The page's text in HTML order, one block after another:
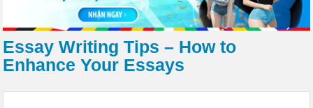
Essay Writing Tips – How to
Enhance Your Essays